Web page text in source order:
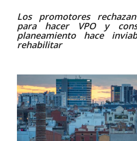
Los promotores
para hacer VPO y
planeamiento hace
rehabilitar